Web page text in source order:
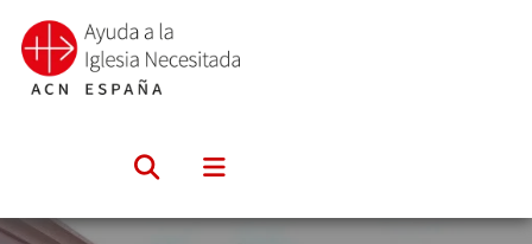
Saltar
contenido